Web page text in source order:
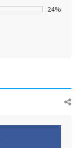
24%